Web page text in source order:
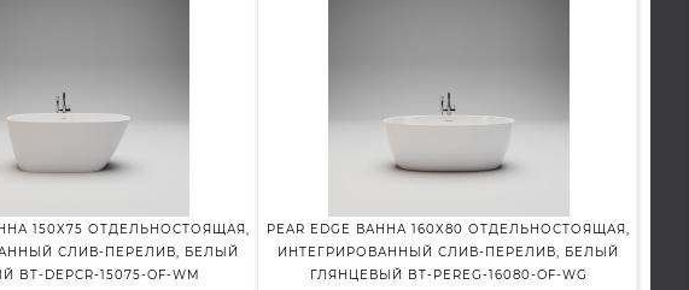
150X75 ОТДЕЛЬНОСТОЯЩАЯ,
СЛИВ-ПЕРЕЛИВ, БЕЛЫЙ
BT-DEPCR-15075-OF-WM
PEAR EDGE ВАННА 160X80 ОТДЕЛЬНОСТОЯЩАЯ,
ИНТЕГРИРОВАННЫЙ СЛИВ-ПЕРЕЛИВ, БЕЛЫЙ
ГЛЯНЦЕВЫЙ BT-PEREG-16080-OF-WG